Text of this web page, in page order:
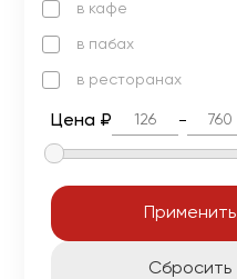
в кафе
в пабах
в ресторанах
Цена ₽ -
Применить
Cбросить